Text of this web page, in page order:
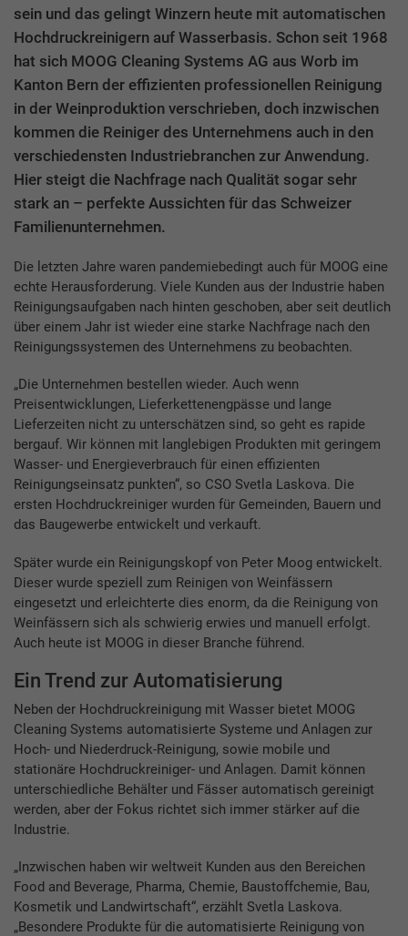
sein und das gelingt Winzern heute mit automatischen
Hochdruckreinigern auf Wasserbasis. Schon seit 1968
hat sich MOOG Cleaning Systems AG aus Worb im
Kanton Bern der effizienten professionellen Reinigung
in der Weinproduktion verschrieben, doch inzwischen
kommen die Reiniger des Unternehmens auch in den
verschiedensten Industriebranchen zur Anwendung.
Hier steigt die Nachfrage nach Qualität sogar sehr
stark an – perfekte Aussichten für das Schweizer
Familienunternehmen.
Die letzten Jahre waren pandemiebedingt auch für MOOG eine
echte Herausforderung. Viele Kunden aus der Industrie haben
Reinigungsaufgaben nach hinten geschoben, aber seit deutlich
über einem Jahr ist wieder eine starke Nachfrage nach den
Reinigungssystemen des Unternehmens zu beobachten.
„Die Unternehmen bestellen wieder. Auch wenn
Preisentwicklungen, Lieferkettenengpässe und lange
Lieferzeiten nicht zu unterschätzen sind, so geht es rapide
bergauf. Wir können mit langlebigen Produkten mit geringem
Wasser- und Energieverbrauch für einen effizienten
Reinigungseinsatz punkten“, so CSO Svetla Laskova. Die
ersten Hochdruckreiniger wurden für Gemeinden, Bauern und
das Baugewerbe entwickelt und verkauft.
Später wurde ein Reinigungskopf von Peter Moog entwickelt.
Dieser wurde speziell zum Reinigen von Weinfässern
eingesetzt und erleichterte dies enorm, da die Reinigung von
Weinfässern sich als schwierig erwies und manuell erfolgt.
Auch heute ist MOOG in dieser Branche führend.
Ein Trend zur Automatisierung
Neben der Hochdruckreinigung mit Wasser bietet MOOG
Cleaning Systems automatisierte Systeme und Anlagen zur
Hoch- und Niederdruck-Reinigung, sowie mobile und
stationäre Hochdruckreiniger- und Anlagen. Damit können
unterschiedliche Behälter und Fässer automatisch gereinigt
werden, aber der Fokus richtet sich immer stärker auf die
Industrie.
„Inzwischen haben wir weltweit Kunden aus den Bereichen
Food and Beverage, Pharma, Chemie, Baustoffchemie, Bau,
Kosmetik und Landwirtschaft“, erzählt Svetla Laskova.
„Besondere Produkte für die automatisierte Reinigung von